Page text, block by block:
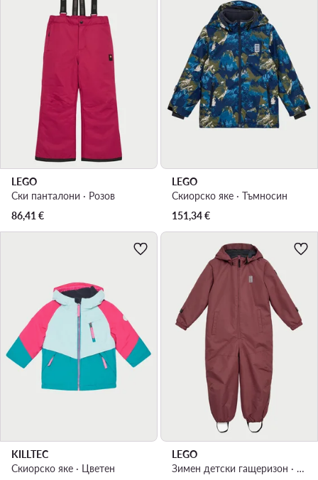
LEGO
Ски панталони · Розов
86,41 €
LEGO
Скиорско яке · Тъмносин
151,34€
KILLTEC
Скиорско яке · Цветен
LEGO
Зимен детски гащеризон · Бордо